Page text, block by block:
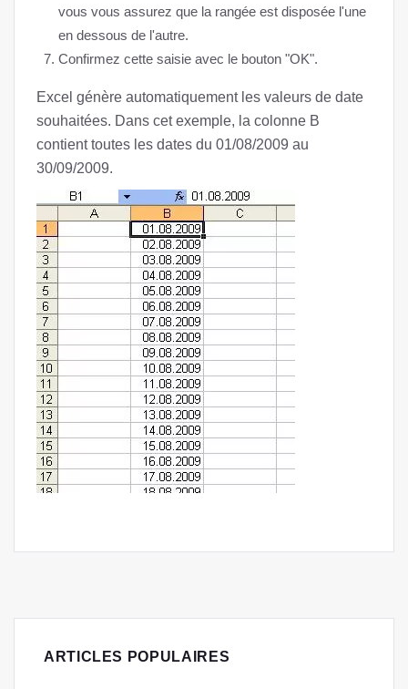
vous vous assurez que la rangée est disposée l'une
en dessous de l'autre.
Confirmez cette saisie avec le bouton "OK".
Excel génère automatiquement les valeurs de date
souhaitées. Dans cet exemple, la colonne B
contient toutes les dates du 01/08/2009 au
30/09/2009.
ARTICLES POPULAIRES